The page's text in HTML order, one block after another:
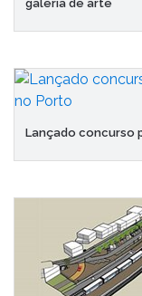
galeria de arte
Lançado concurso